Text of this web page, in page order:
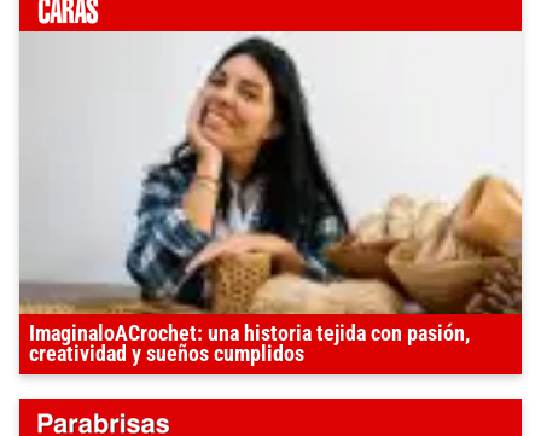
ImaginaloACrochet: una historia tejida con pasión,
creatividad y sueños cumplidos